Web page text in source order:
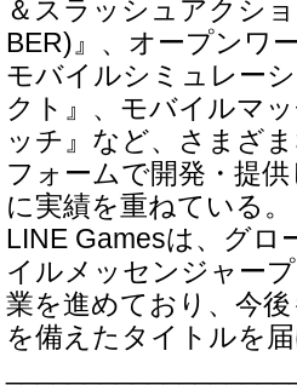
＆スラッシュアクシ
BER)』、オープンワ
モバイルシミュレー
クト』、モバイルマ
ッチ』など、さまざ
フォームで開発・提
に実績を重ねている。
LINE Gamesは、グロ
イルメッセンジャー
業を進めており、今
を備えたタイトルを届